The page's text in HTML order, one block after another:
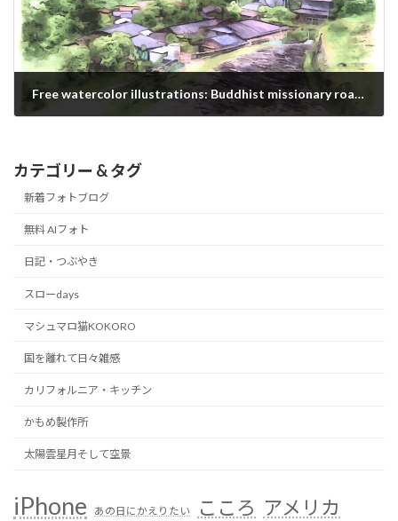
Free watercolor illustrations: Buddhist missionary road in Akasawa-jyuku, JAPAN
カテゴリー & タグ
新着フォトブログ
無料 AIフォト
日記・つぶやき
スローdays
マシュマロ猫KOKORO
国を離れて日々雑感
カリフォルニア・キッチン
かもめ製作所
太陽雲星月そして空景
iPhone あの日にかえりたい こころ アメリカ